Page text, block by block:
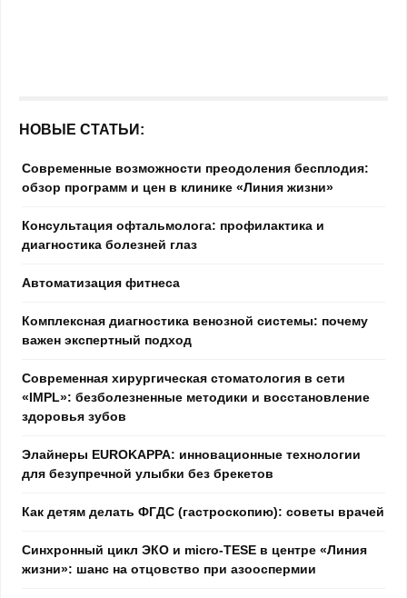
НОВЫЕ СТАТЬИ:
Современные возможности преодоления бесплодия:
обзор программ и цен в клинике «Линия жизни»
Консультация офтальмолога: профилактика и
диагностика болезней глаз
Автоматизация фитнеса
Комплексная диагностика венозной системы: почему
важен экспертный подход
Современная хирургическая стоматология в сети
«IMPL»: безболезненные методики и восстановление
здоровья зубов
Элайнеры EUROKAPPA: инновационные технологии
для безупречной улыбки без брекетов
Как детям делать ФГДС (гастроскопию): советы врачей
Синхронный цикл ЭКО и micro-TESE в центре «Линия
жизни»: шанс на отцовство при азооспермии